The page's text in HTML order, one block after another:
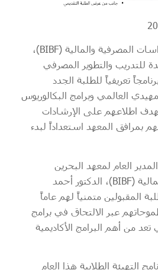
أقام معهد البحرين للدراسات المصرفية والمالية (BIBF)،
للتدريب والتطوير المصرفي
تعريفياً للطلبة الجدد
العالمي وبرامج البكالوريوس
بهدف اطلاعهم على الإرشادات
بمرافق المعهد استعداداً لبدء
العام لمعهد البحرين
للدراسات المصرفية والمالية (BIBF)، الدكتور أحمد
المقبولين متمنياً لهم عاماً
عبر الالتحاق في برامج
تعد من أهم البرامج الأكاديمية
التهيئة الطلابية هذا العام